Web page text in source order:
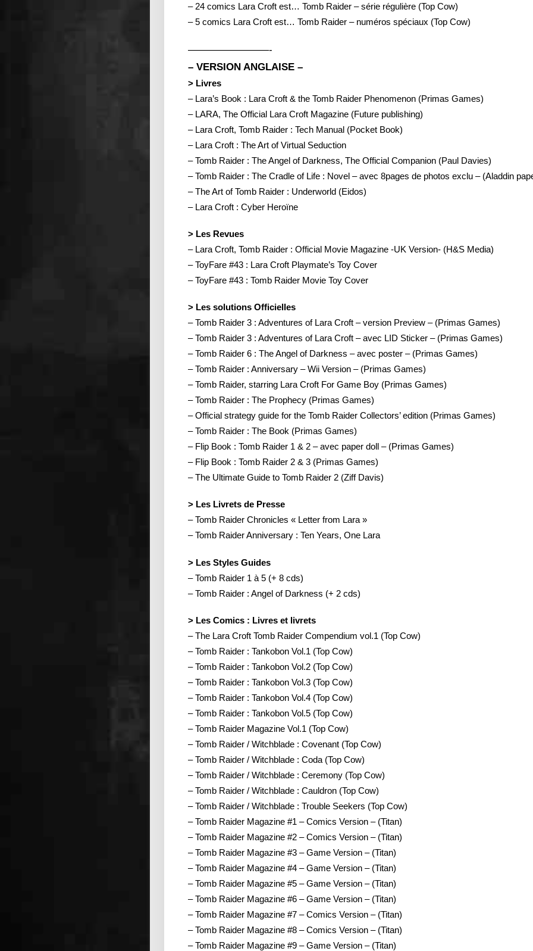
– 24 comics Lara Croft est… Tomb Raider – série régulière (Top Cow)
– 5 comics Lara Croft est… Tomb Raider – numéros spéciaux (Top Cow)
————————-
– VERSION ANGLAISE –
> Livres
– Lara’s Book : Lara Croft & the Tomb Raider Phenomenon (Primas Games)
– LARA, The Official Lara Croft Magazine (Future publishing)
– Lara Croft, Tomb Raider : Tech Manual (Pocket Book)
– Lara Croft : The Art of Virtual Seduction
– Tomb Raider : The Angel of Darkness, The Official Companion (Paul Davies)
– Tomb Raider : The Cradle of Life : Novel – avec 8pages de photos exclu – (Aladdin
– The Art of Tomb Raider : Underworld (Eidos)
– Lara Croft : Cyber Heroïne
> Les Revues
– Lara Croft, Tomb Raider : Official Movie Magazine -UK Version- (H&S Media)
– ToyFare #43 : Lara Croft Playmate’s Toy Cover
– ToyFare #43 : Tomb Raider Movie Toy Cover
> Les solutions Officielles
– Tomb Raider 3 : Adventures of Lara Croft – version Preview – (Primas Games)
– Tomb Raider 3 : Adventures of Lara Croft – avec LID Sticker – (Primas Games)
– Tomb Raider 6 : The Angel of Darkness – avec poster – (Primas Games)
– Tomb Raider : Anniversary – Wii Version – (Primas Games)
– Tomb Raider, starring Lara Croft For Game Boy (Primas Games)
– Tomb Raider : The Prophecy (Primas Games)
– Official strategy guide for the Tomb Raider Collectors’ edition (Primas Games)
– Tomb Raider : The Book (Primas Games)
– Flip Book : Tomb Raider 1 & 2 – avec paper doll – (Primas Games)
– Flip Book : Tomb Raider 2 & 3 (Primas Games)
– The Ultimate Guide to Tomb Raider 2 (Ziff Davis)
> Les Livrets de Presse
– Tomb Raider Chronicles « Letter from Lara »
– Tomb Raider Anniversary : Ten Years, One Lara
> Les Styles Guides
– Tomb Raider 1 à 5 (+ 8 cds)
– Tomb Raider : Angel of Darkness (+ 2 cds)
> Les Comics : Livres et livrets
– The Lara Croft Tomb Raider Compendium vol.1 (Top Cow)
– Tomb Raider : Tankobon Vol.1 (Top Cow)
– Tomb Raider : Tankobon Vol.2 (Top Cow)
– Tomb Raider : Tankobon Vol.3 (Top Cow)
– Tomb Raider : Tankobon Vol.4 (Top Cow)
– Tomb Raider : Tankobon Vol.5 (Top Cow)
– Tomb Raider Magazine Vol.1 (Top Cow)
– Tomb Raider / Witchblade : Covenant (Top Cow)
– Tomb Raider / Witchblade : Coda (Top Cow)
– Tomb Raider / Witchblade : Ceremony (Top Cow)
– Tomb Raider / Witchblade : Cauldron (Top Cow)
– Tomb Raider / Witchblade : Trouble Seekers (Top Cow)
– Tomb Raider Magazine #1 – Comics Version – (Titan)
– Tomb Raider Magazine #2 – Comics Version – (Titan)
– Tomb Raider Magazine #3 – Game Version – (Titan)
– Tomb Raider Magazine #4 – Game Version – (Titan)
– Tomb Raider Magazine #5 – Game Version – (Titan)
– Tomb Raider Magazine #6 – Game Version – (Titan)
– Tomb Raider Magazine #7 – Comics Version – (Titan)
– Tomb Raider Magazine #8 – Comics Version – (Titan)
– Tomb Raider Magazine #9 – Game Version – (Titan)